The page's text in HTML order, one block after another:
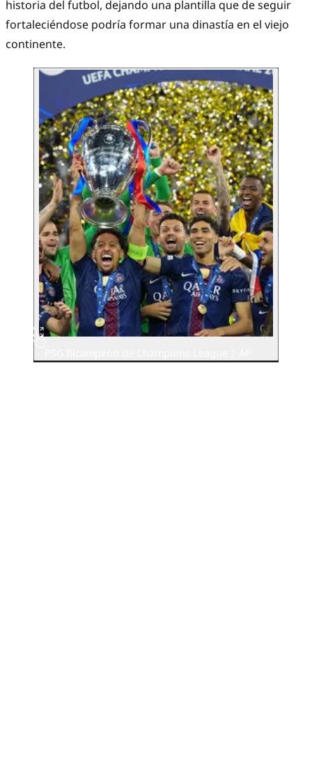
historia del futbol, dejando una plantilla que de seguir
fortaleciéndose podría formar una dinastía en el viejo
continente.